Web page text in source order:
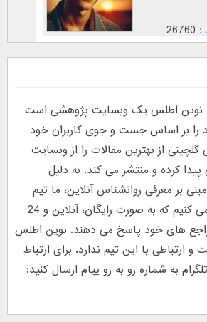
:
26760
نوین اطلس یک وبسایت پژوهشی است
را بر اساس جست و جوی کاربران خود
از بهترین مقالات را از وبسایت
کرده و منتشر می کند. به دلیل
بر معرفی روانشناس آنلاین، ما تیم
نوین بینش را معرفی می کنیم که به صورت رایگان، آنلاین و 24
های خود پاسخ می دهند. نوین اطلس
با این تیم ندارد. برای ارتباط
به شماره رو به رو پیام ارسال کنید: